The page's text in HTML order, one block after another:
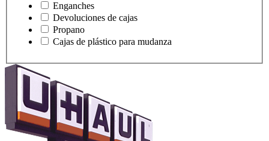
Enganches
Devoluciones de cajas
Propano
Cajas de plástico para mudanza